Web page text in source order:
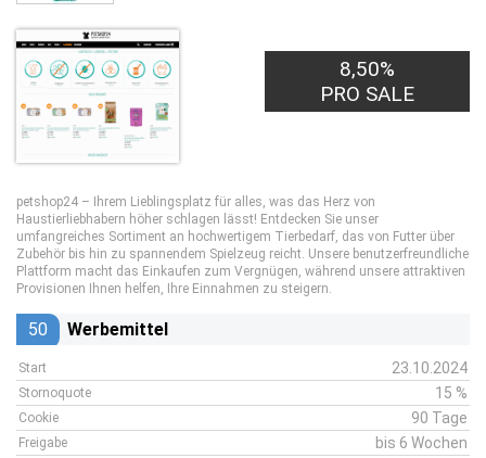
8,50%
PRO SALE
petshop24 – Ihrem Lieblingsplatz für alles, was das Herz von
Haustierliebhabern höher schlagen lässt! Entdecken Sie unser
umfangreiches Sortiment an hochwertigem Tierbedarf, das von Futter über
Zubehör bis hin zu spannendem Spielzeug reicht. Unsere benutzerfreundliche
Plattform macht das Einkaufen zum Vergnügen, während unsere attraktiven
Provisionen Ihnen helfen, Ihre Einnahmen zu steigern.
50 Werbemittel
Start 23.10.2024
Stornoquote 15 %
Cookie 90 Tage
Freigabe bis 6 Wochen